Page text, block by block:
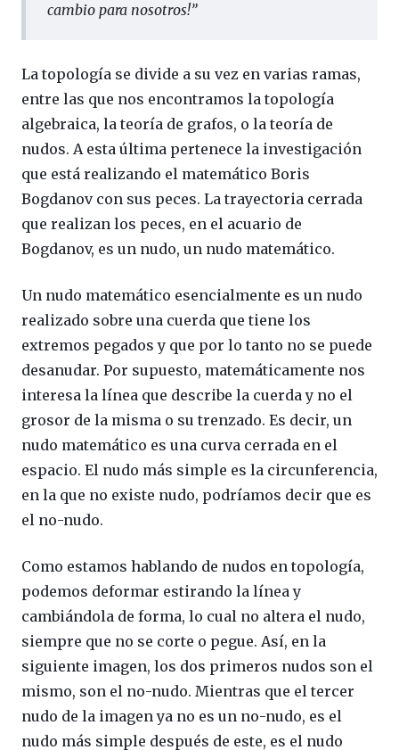
cambio para nosotros!”
La topología se divide a su vez en varias ramas,
entre las que nos encontramos la topología
algebraica, la teoría de grafos, o la teoría de
nudos. A esta última pertenece la investigación
que está realizando el matemático Boris
Bogdanov con sus peces. La trayectoria cerrada
que realizan los peces, en el acuario de
Bogdanov, es un nudo, un nudo matemático.
Un nudo matemático esencialmente es un nudo
realizado sobre una cuerda que tiene los
extremos pegados y que por lo tanto no se puede
desanudar. Por supuesto, matemáticamente nos
interesa la línea que describe la cuerda y no el
grosor de la misma o su trenzado. Es decir, un
nudo matemático es una curva cerrada en el
espacio. El nudo más simple es la circunferencia,
en la que no existe nudo, podríamos decir que es
el no-nudo.
Como estamos hablando de nudos en topología,
podemos deformar estirando la línea y
cambiándola de forma, lo cual no altera el nudo,
siempre que no se corte o pegue. Así, en la
siguiente imagen, los dos primeros nudos son el
mismo, son el no-nudo. Mientras que el tercer
nudo de la imagen ya no es un no-nudo, es el
nudo más simple después de este, es el nudo